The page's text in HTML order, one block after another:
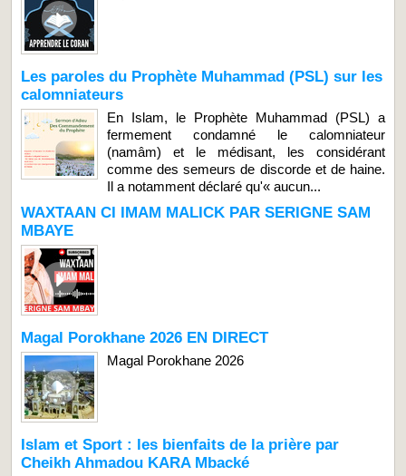
Les paroles du Prophète Muhammad (PSL) sur les
calomniateurs
En Islam, le Prophète Muhammad (PSL) a
fermement condamné le calomniateur
(namâm) et le médisant, les considérant
comme des semeurs de discorde et de haine.
Il a notamment déclaré qu'« aucun...
WAXTAAN CI IMAM MALICK PAR SERIGNE SAM
MBAYE
Magal Porokhane 2026 EN DIRECT
Magal Porokhane 2026
Islam et Sport : les bienfaits de la prière par
Cheikh Ahmadou KARA Mbacké